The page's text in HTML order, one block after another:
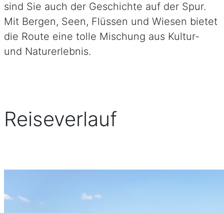
sind Sie auch der Geschichte auf der Spur.
Mit Bergen, Seen, Flüssen und Wiesen bietet
die Route eine tolle Mischung aus Kultur-
und Naturerlebnis.
Reiseverlauf